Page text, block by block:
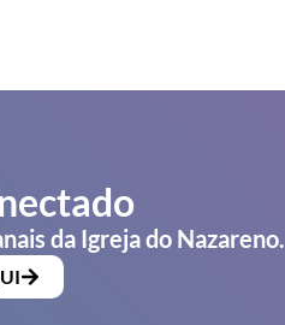
da Igreja do Nazareno.